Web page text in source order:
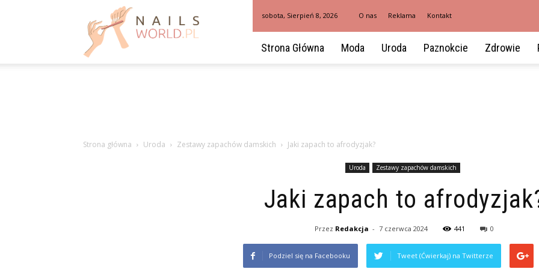
NailsWorld.pl
sobota, Sierpień 8, 2026 O nas Reklama Kontakt
Strona Główna Moda Uroda Paznokcie Zdrowie
Strona główna Uroda Zestawy zapachów damskich Jaki zapach to afrodyzjak?
Uroda Zestawy zapachów damskich
Jaki zapach to
Przez Redakcja - 7 czerwca 2024 441 0
Podziel się na Facebooku Tweet (Ćwierkaj) na Twitterze